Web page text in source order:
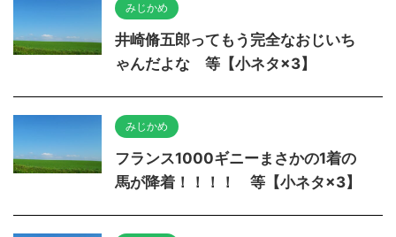
みじかめ
井崎脩五郎ってもう完全なおじいち
ゃんだよな 等【小ネタ×3】
みじかめ
フランス1000ギニーまさかの1着の
馬が降着！！！！ 等【小ネタ×3】